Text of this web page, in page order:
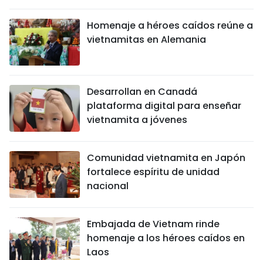
Homenaje a héroes caídos reúne a
vietnamitas en Alemania
Desarrollan en Canadá
plataforma digital para enseñar
vietnamita a jóvenes
Comunidad vietnamita en Japón
fortalece espíritu de unidad
nacional
Embajada de Vietnam rinde
homenaje a los héroes caídos en
Laos